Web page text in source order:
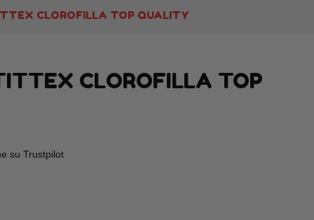
CLOROFILLA TOP QUALITY
CLOROFILLA TOP
su Trustpilot